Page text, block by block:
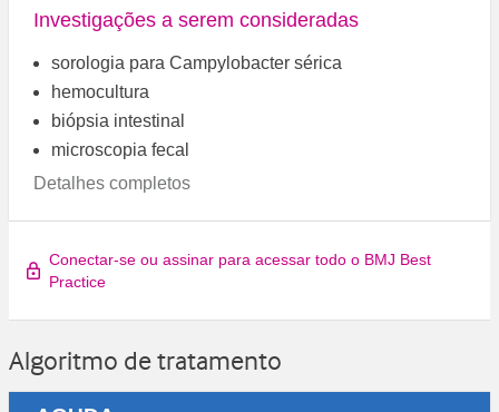
Investigações a serem consideradas
sorologia para Campylobacter sérica
hemocultura
biópsia intestinal
microscopia fecal
Detalhes completos
Conectar-se ou assinar para acessar todo o BMJ Best
Practice
Algoritmo de tratamento